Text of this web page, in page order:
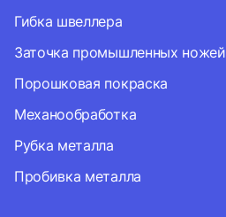
Гибка швеллера
Заточка промышленных ножей
Порошковая покраска
Механообработка
Рубка металла
Пробивка металла